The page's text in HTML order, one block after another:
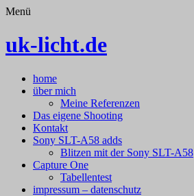
Menü
uk-licht.de
Springe
zum
home
über mich
Meine Referenzen
Das eigene Shooting
Kontakt
Sony SLT-A58 adds
Blitzen mit der Sony SLT-A58
Capture One
Tabellentest
impressum – datenschutz